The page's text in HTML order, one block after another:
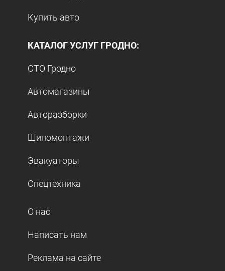
Купить авто
КАТАЛОГ УСЛУГ ГРОДНО:
СТО Гродно
Автомагазины
Авторазборки
Шиномонтажи
Эвакуаторы
Спецтехника
О нас
Написать нам
Реклама на сайте